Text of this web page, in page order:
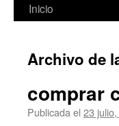
Saltar
contenido
Inicio
Archivo de
comprar
Publicada el 23